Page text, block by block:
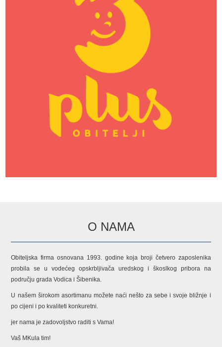
O NAMA
Obiteljska firma osnovana 1993. godine koja broji četvero zaposlenika
probila se u vodećeg opskrbljivača uredskog i škoslkog pribora na
području grada Vodica i Šibenika.
U našem širokom asortimanu možete naći nešto za sebe i svoje bližnje i
po cijeni i po kvaliteti konkuretni.
jer nama je zadovoljstvo raditi s Vama!
Vaš MKula tim!